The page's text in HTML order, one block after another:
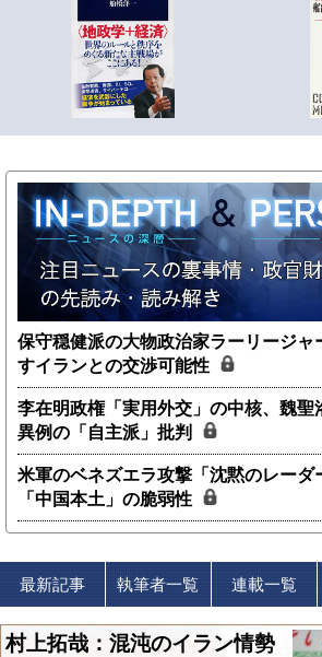
保守穏健派の大物政治家ラーリージャ
すイランとの交渉可能性
李在明政権「実用外交」の中核、魏聖
異例の「自主派」批判
米軍のベネズエラ攻撃「沈黙のレーダ
「中国本土」の脆弱性
最新記事 執筆者一覧 連載一覧
村上拓哉：混沌のイラン情勢